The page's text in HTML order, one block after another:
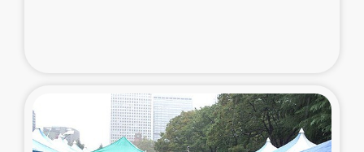
復興応援隊の活動